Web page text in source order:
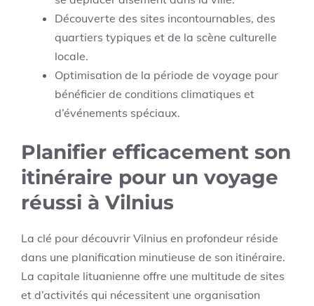
Découverte des sites incontournables, des
quartiers typiques et de la scène culturelle
locale.
Optimisation de la période de voyage pour
bénéficier de conditions climatiques et
d’événements spéciaux.
Planifier efficacement son
itinéraire pour un voyage
réussi à Vilnius
La clé pour découvrir Vilnius en profondeur réside
dans une planification minutieuse de son itinéraire.
La capitale lituanienne offre une multitude de sites
et d’activités qui nécessitent une organisation